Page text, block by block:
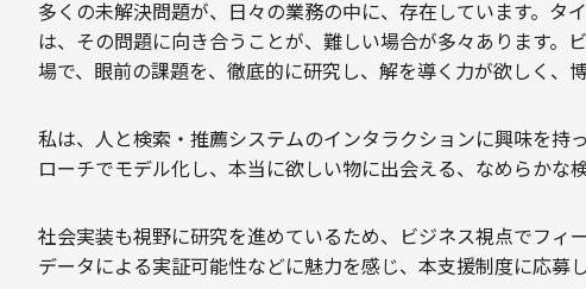
多くの未解決問題が、日々の業務の中に、存在しています。タ
は、その問題に向き合うことが、難しい場合が多々あります。
場で、眼前の課題を、徹底的に研究し、解を導く力が欲しく、
私は、人と検索・推薦システムのインタラクションに興味を持
ローチでモデル化し、本当に欲しい物に出会える、なめらかな
社会実装も視野に研究を進めているため、ビジネス視点でフィ
データによる実証可能性などに魅力を感じ、本支援制度に応募し